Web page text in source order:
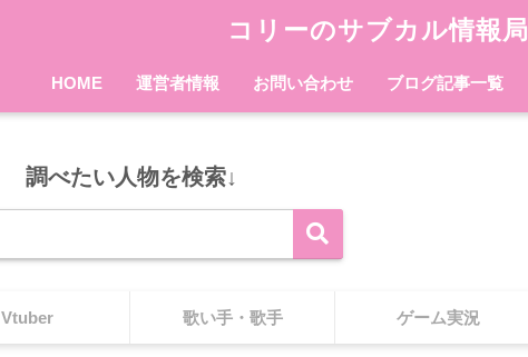
コリーのサブカル情報局
HOME 運営者情報 お問い合わせ ブログ記事一覧
調べたい人物を検索↓
Vtuber 歌い手・歌手 ゲーム実況